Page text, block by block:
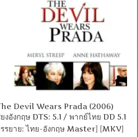
Devil Wears Prada (2006)
งอังกฤษ DTS: 5.1 / พากย์ไทย DD 5.1
ยาย: ไทย-อังกฤษ Master] [MKV]